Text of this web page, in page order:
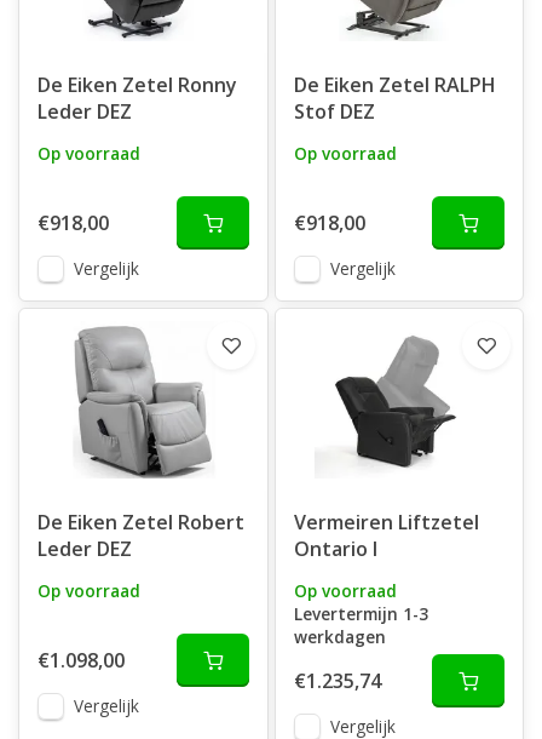
De Eiken Zetel Ronny
Leder DEZ
Op voorraad
€918,00
Vergelijk
De Eiken Zetel RALPH
Stof DEZ
Op voorraad
€918,00
Vergelijk
De Eiken Zetel Robert
Leder DEZ
Op voorraad
€1.098,00
Vergelijk
Vermeiren Liftzetel
Ontario I
Op voorraad
Levertermijn 1-3
werkdagen
€1.235,74
Vergelijk